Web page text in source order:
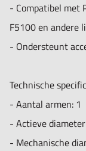
Belangrijkste
Volledig flexibele
Schaduwvrije,
Geen
Veelzijdig
- Compatibel met
F5100 en andere
- Ondersteunt
Technische
- Aantal armen: 1
- Actieve
- Mechanische